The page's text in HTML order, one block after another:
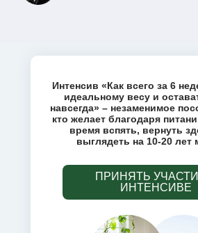
Интенсив «Как всего за 6
идеальному весу и
навсегда» – незаменимое
кто желает благодаря
время вспять, вернуть
выглядеть на 10-20 лет
ПРИНЯТЬ
ИНТЕНСИВЕ